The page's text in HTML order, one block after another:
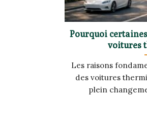
Pourquoi
voitures
Les raisons
des voitures
plein